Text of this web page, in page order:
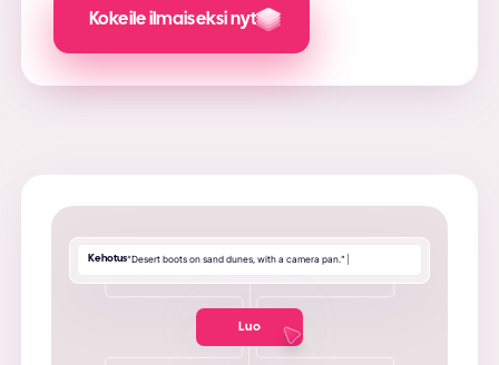
Kokeile ilmaiseksi nyt
Kehotus“Desert boots on sand dunes with a camera pan .”
Luo